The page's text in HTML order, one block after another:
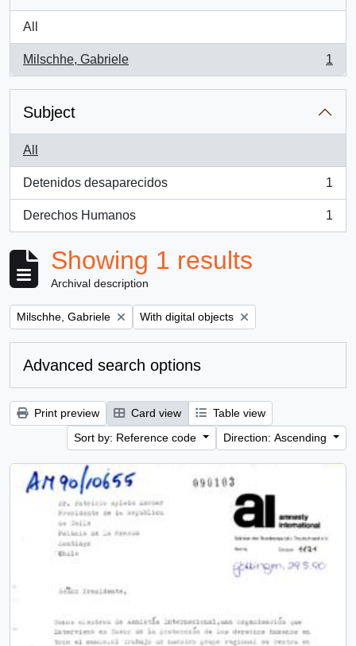
All
Milschhe, Gabriele
, 1 results
1
Subject
All
Detenidos desaparecidos
, 1 results
1
Derechos Humanos
, 1 results
1
Showing 1 results
Archival description
Remove filter:
Milschhe, Gabriele Remove filter:
With digital objects
Advanced search options
Print preview Card view
Table view
Sort by: Reference code
Direction: Ascending